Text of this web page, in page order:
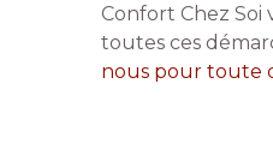
Confort Chez Soi
toutes ces
nous pour toute